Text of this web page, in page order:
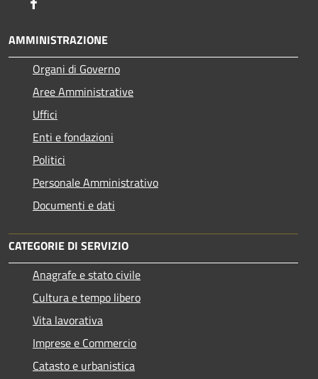
AMMINISTRAZIONE
Organi di Governo
Aree Amministrative
Uffici
Enti e fondazioni
Politici
Personale Amministrativo
Documenti e dati
CATEGORIE DI SERVIZIO
Anagrafe e stato civile
Cultura e tempo libero
Vita lavorativa
Imprese e Commercio
Catasto e urbanistica